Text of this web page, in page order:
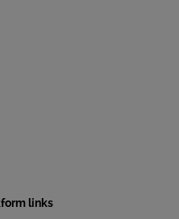
links